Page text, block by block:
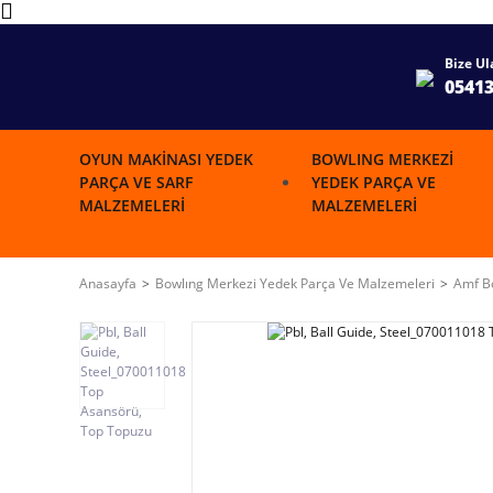
Bize
OYUN MAKINASI YEDEK
PARÇA VE SARF
MALZEMELERI
BOWLING MERKEZI
YEDEK PARÇA VE
MALZEMELERI
Anasayfa Bowlıng Merkezi Yedek Parça Ve Malzemeleri Amf